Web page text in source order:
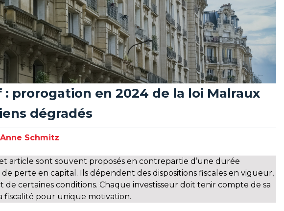
prorogation en 2024 de la loi Malraux
dégradés
Schmitz
article sont souvent proposés en contrepartie d’une durée
perte en capital. Ils dépendent des dispositions fiscales en vigueur,
de certaines conditions. Chaque investisseur doit tenir compte de sa
fiscalité pour unique motivation.